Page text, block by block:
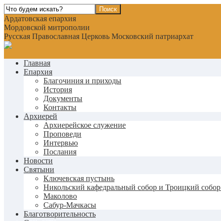
Ардатовская епархия
Мордовской митрополии
Русская Православная Церковь Московский патриархат
Главная
Епархия
Благочиния и приходы
История
Документы
Контакты
Архиерей
Архиерейское служение
Проповеди
Интервью
Послания
Новости
Святыни
Ключевская пустынь
Никольский кафедральный собор и Троицкий собор
Маколово
Сабур-Мачкасы
Благотворительность